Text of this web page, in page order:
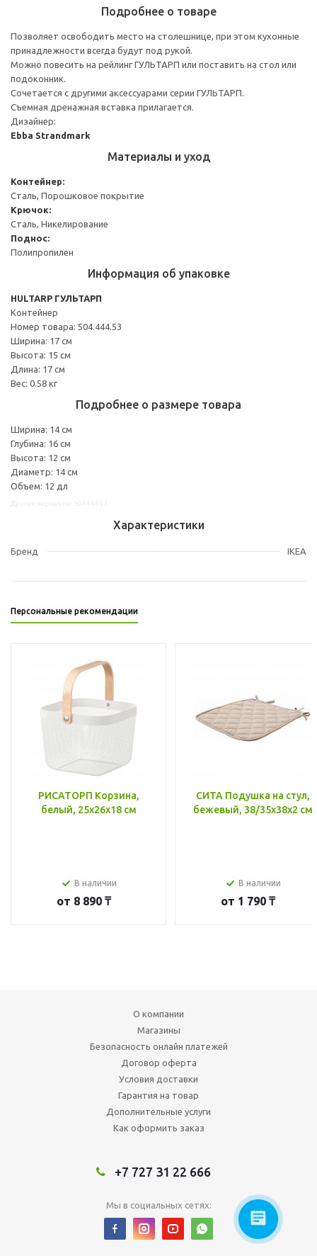
Подробнее о товаре
Позволяет освободить место на столешнице, при этом кухонные
принадлежности всегда будут под рукой.
Можно повесить на рейлинг ГУЛЬТАРП или поставить на стол или
подоконник.
Сочетается с другими аксессуарами серии ГУЛЬТАРП.
Съемная дренажная вставка прилагается.
Дизайнер:
Ebba Strandmark
Материалы и уход
Контейнер:
Сталь, Порошковое покрытие
Крючок:
Сталь, Никелирование
Поднос:
Полипропилен
Информация об упаковке
HULTARP ГУЛЬТАРП
Контейнер
Номер товара: 504.444.53
Ширина: 17 см
Высота: 15 см
Длина: 17 см
Вес: 0.58 кг
Подробнее о размере товара
Ширина: 14 см
Глубина: 16 см
Высота: 12 см
Диаметр: 14 см
Объем: 12 дл
Характеристики
Бренд IKEA
Персональные рекомендации
РИСАТОРП Корзина,
белый, 25x26x18 см
В наличии
от 8 890 ₸
СИТА Подушка на стул,
бежевый, 38/35x38x2 см
В наличии
от 1 790 ₸
О компании
Магазины
Безопасность онлайн платежей
Договор оферта
Условия доставки
Гарантия на товар
Дополнительные услуги
Как оформить заказ
+7 727 31 22 666
Мы в социальных сетях: